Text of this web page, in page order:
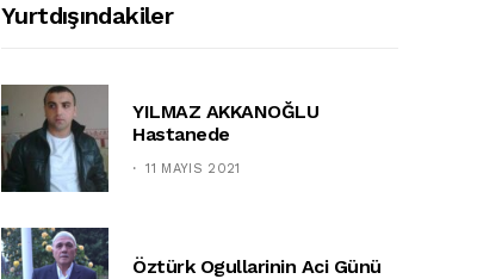
Yurtdışındakiler
YILMAZ AKKANOĞLU
Hastanede
11 MAYIS 2021
Öztürk Ogullarinin Aci Günü